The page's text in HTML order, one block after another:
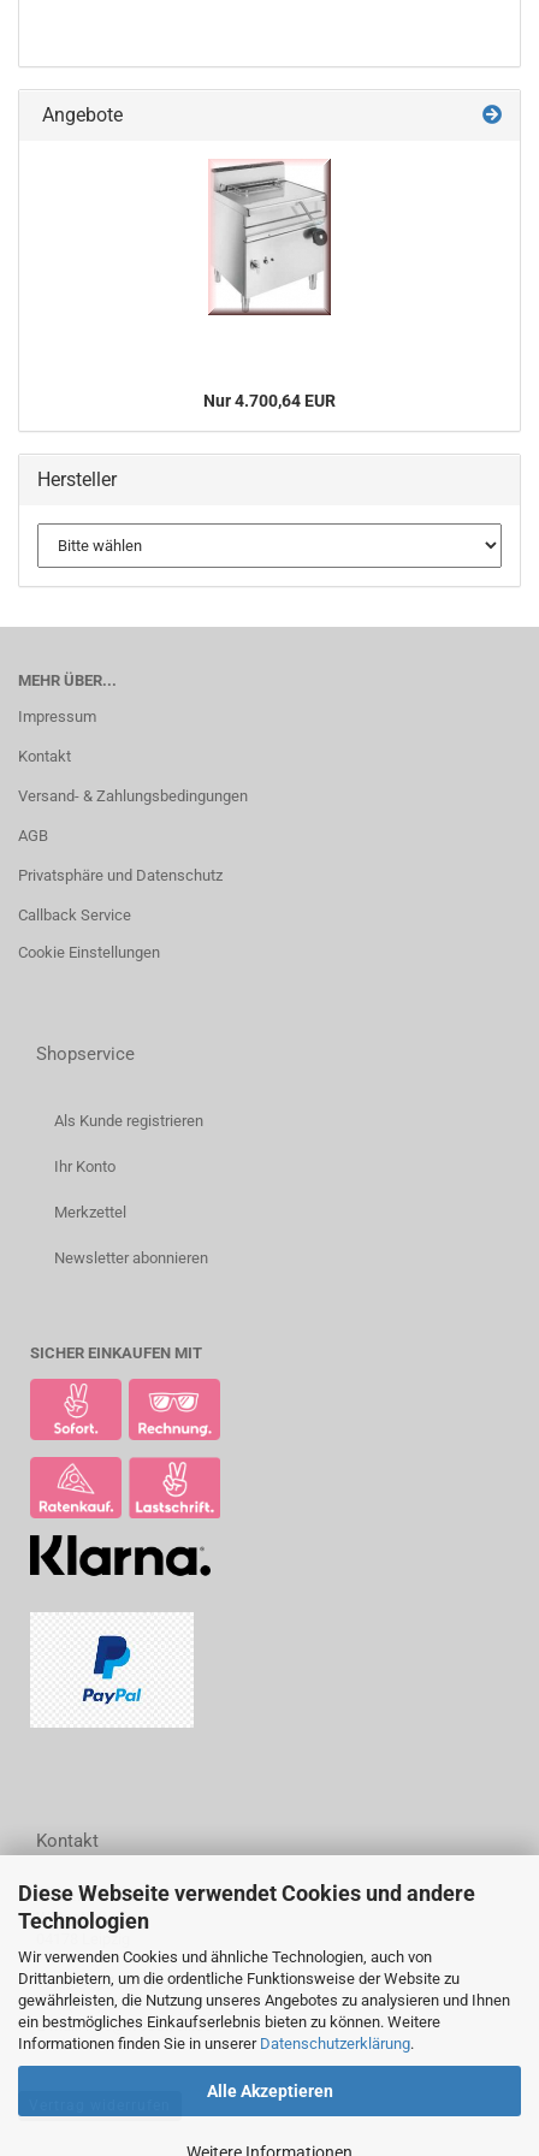
Diese Webseite verwendet Cookies und andere
Technologien
Wir verwenden Cookies und ähnliche Technologien, auch von
Drittanbietern, um die ordentliche Funktionsweise der Website zu
gewährleisten, die Nutzung unseres Angebotes zu analysieren und Ihnen
ein bestmögliches Einkaufserlebnis bieten zu können. Weitere
Informationen finden Sie in unserer Datenschutzerklärung.
Alle Akzeptieren
Angebote
Nur 4.700,64 EUR
Hersteller
MEHR ÜBER...
Impressum
Kontakt
Versand- & Zahlungsbedingungen
AGB
Privatsphäre und Datenschutz
Callback Service
Cookie Einstellungen
Shopservice
Als Kunde registrieren
Ihr Konto
Merkzettel
Newsletter abonnieren
SICHER EINKAUFEN MIT
Kontakt
Woodwell GmbH
Wittestraße 6
04178 Leipzig
Tel.: (+49) 0341 44 24 94 54
Fax: (+49) 0341 44 24 94 55
E-Mail: info@woodwell.de